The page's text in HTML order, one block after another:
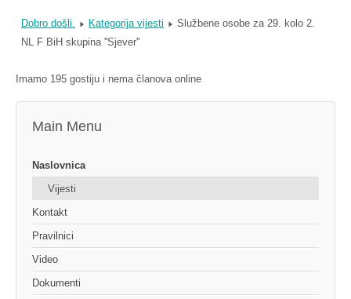
Dobro došli. Kategorija vijesti
Službene osobe za 29. kolo 2.
NL F BiH skupina ''Sjever''
Imamo 195 gostiju i nema članova online
Main Menu
Naslovnica
Vijesti
Kontakt
Pravilnici
Video
Dokumenti